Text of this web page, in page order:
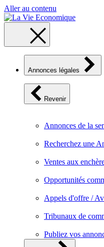
Aller au contenu
Annonces légales
Revenir
Annonces de la
Recherchez une
Ventes aux
Opportunités
Appels d'offre /
Tribunaux de
Publiez vos